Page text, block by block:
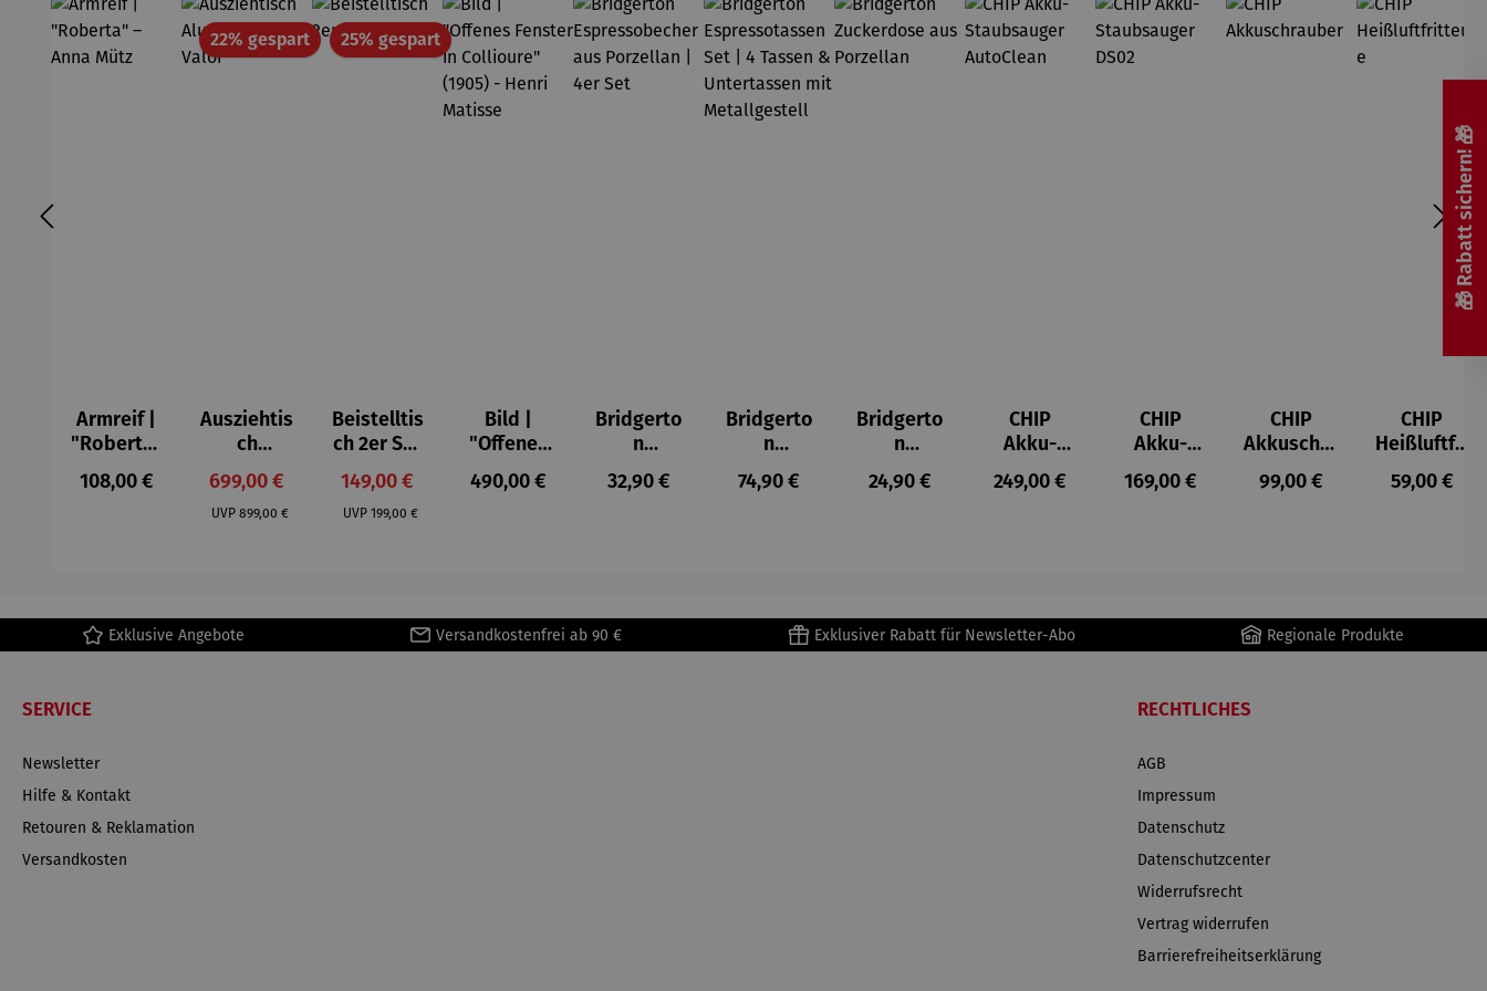
Armreif |
"Roberta"
– Anna
Mütz
Regulärer Preis:
108,00 €
22% gespartRabatt
Ausziehtis
ch
Aluminium
– Valor
Verkaufspreis:
699,00 €
UVP Regulärer Preis:
899,00 €
25% gespartRabatt
Beistelltis
ch 2er Set
– Dalias
Verkaufspreis:
149,00 €
UVP Regulärer Preis:
199,00 €
Bild |
"Offenes
Fenster in
Collioure"
Regulärer Preis:
490,00 €
Bridgerto
n
Espresso
becher
Regulärer Preis:
32,90 €
Bridgerto
n
Espressot
assen Set
Metallges
Regulärer Preis:
74,90 €
Bridgerto
n
Zuckerdo
se aus
Regulärer Preis:
24,90 €
CHIP
Akku-
Staubsau
ger
Regulärer Preis:
249,00 €
CHIP
Akku-
Staubsau
ger DS02
Regulärer Preis:
169,00 €
CHIP
Akkuschra
uber
Regulärer Preis:
99,00 €
CHIP
Heißluftfri
tteuse
Regulärer
59,00 €
Exklusive Angebote Versandkostenfrei ab 90 € Exklusiver Rabatt für Newsletter-Abo Regionale Produkte
SERVICE
Newsletter
Hilfe & Kontakt
Retouren & Reklamation
Versandkosten
RECHTLICHES
AGB
Impressum
Datenschutz
Datenschutzcenter
Widerrufsrecht
Vertrag widerrufen
Barrierefreiheitserklärung
🎁 Rabatt sichern! 🎁